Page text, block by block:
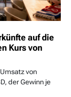
auf die
Kurs von
von
der Gewinn je